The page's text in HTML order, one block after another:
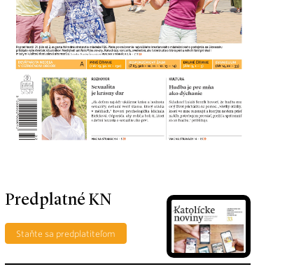
Predplatné KN
Staňte sa predplatiteľom